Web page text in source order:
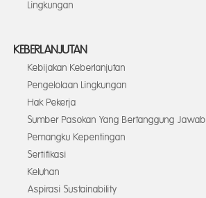
Lingkungan
KEBERLANJUTAN
Kebijakan Keberlanjutan
Pengelolaan Lingkungan
Hak Pekerja
Sumber Pasokan Yang Bertanggung Jawab
Pemangku Kepentingan
Sertifikasi
Keluhan
Aspirasi Sustainability